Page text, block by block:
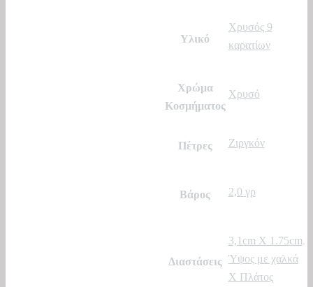
Υλικό
Χρυσός 9
καρατίων
Χρώμα
Κοσμήματος
Χρυσό
Πέτρες Ζιργκόν
Βάρος 2,0 γρ
Διαστάσεις
3,1cm X 1.75cm
Ύψος με χαλκά
Χ Πλάτος